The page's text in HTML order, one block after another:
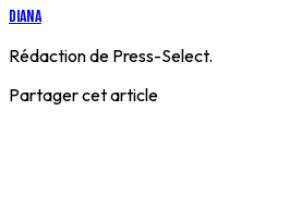
Diana
Rédaction de Press-Select.
Partager cet article